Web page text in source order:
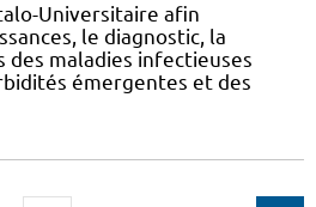
Universitaire afin
le diagnostic, la
des maladies infectieuses
émergentes et des